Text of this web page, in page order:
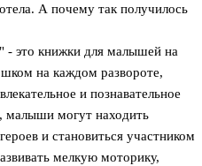
А почему так получилось
- это книжки для малышей на
на каждом развороте,
и познавательное
малыши могут находить
и становиться участником
мелкую моторику,